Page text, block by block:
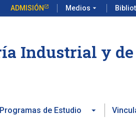
ADMISIÓN Medios arrow_drop_down
Industrial y
Programas de Estudio